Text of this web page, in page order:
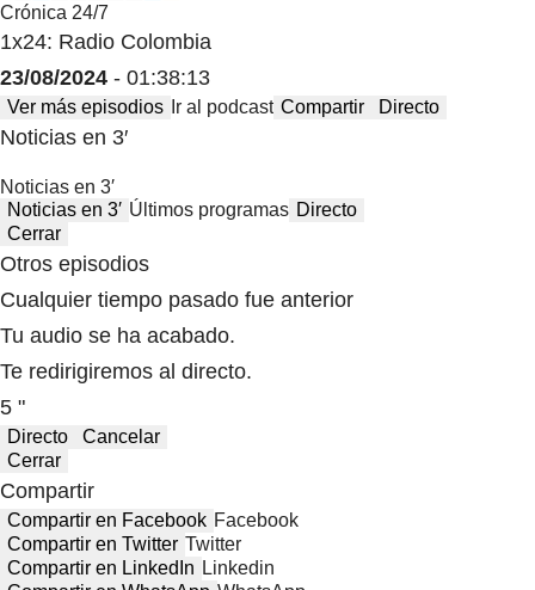
Crónica 24/7
1x24: Radio Colombia
23/08/2024 - 01:38:13
Ver más episodios Ir al podcast Compartir Directo
Noticias en 3′
Noticias en 3′
Noticias en 3′ Últimos programas Directo
Cerrar
Otros episodios
Cualquier tiempo pasado fue anterior
Tu audio se ha acabado.
Te redirigiremos al directo.
5 "
Directo
Cancelar
Cerrar
Compartir
Compartir en Facebook Facebook
Compartir en Twitter Twitter
Compartir en LinkedIn Linkedin